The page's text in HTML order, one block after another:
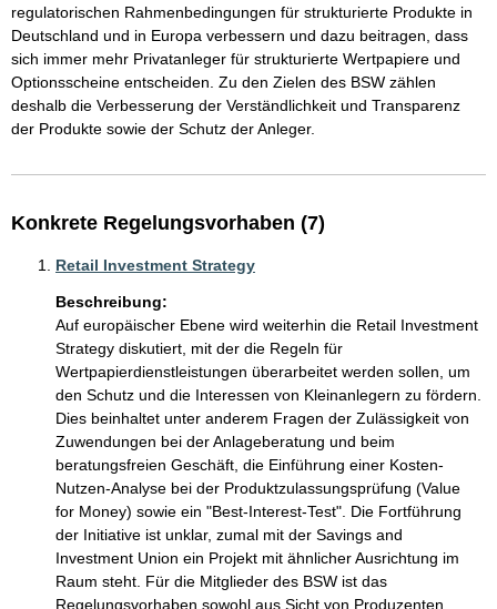
regulatorischen Rahmenbedingungen für strukturierte Produkte in
Deutschland und in Europa verbessern und dazu beitragen, dass
sich immer mehr Privatanleger für strukturierte Wertpapiere und
Optionsscheine entscheiden. Zu den Zielen des BSW zählen
deshalb die Verbesserung der Verständlichkeit und Transparenz
der Produkte sowie der Schutz der Anleger.
Konkrete Regelungsvorhaben (7)
Retail Investment Strategy
Beschreibung:
Auf europäischer Ebene wird weiterhin die Retail Investment
Strategy diskutiert, mit der die Regeln für
Wertpapierdienstleistungen überarbeitet werden sollen, um
den Schutz und die Interessen von Kleinanlegern zu fördern.
Dies beinhaltet unter anderem Fragen der Zulässigkeit von
Zuwendungen bei der Anlageberatung und beim
beratungsfreien Geschäft, die Einführung einer Kosten-
Nutzen-Analyse bei der Produktzulassungsprüfung (Value
for Money) sowie ein "Best-Interest-Test". Die Fortführung
der Initiative ist unklar, zumal mit der Savings and
Investment Union ein Projekt mit ähnlicher Ausrichtung im
Raum steht. Für die Mitglieder des BSW ist das
Regelungsvorhaben sowohl aus Sicht von Produzenten